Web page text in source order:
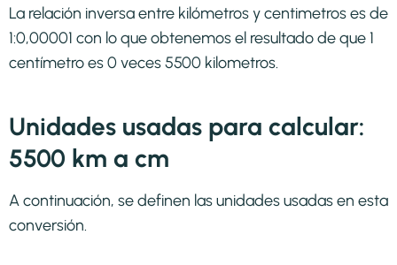
La relación inversa entre kilómetros y centimetros es de
1:0,00001 con lo que obtenemos el resultado de que 1
centímetro es 0 veces 5500 kilometros.
Unidades usadas para calcular:
5500 km a cm
A continuación, se definen las unidades usadas en esta
conversión.